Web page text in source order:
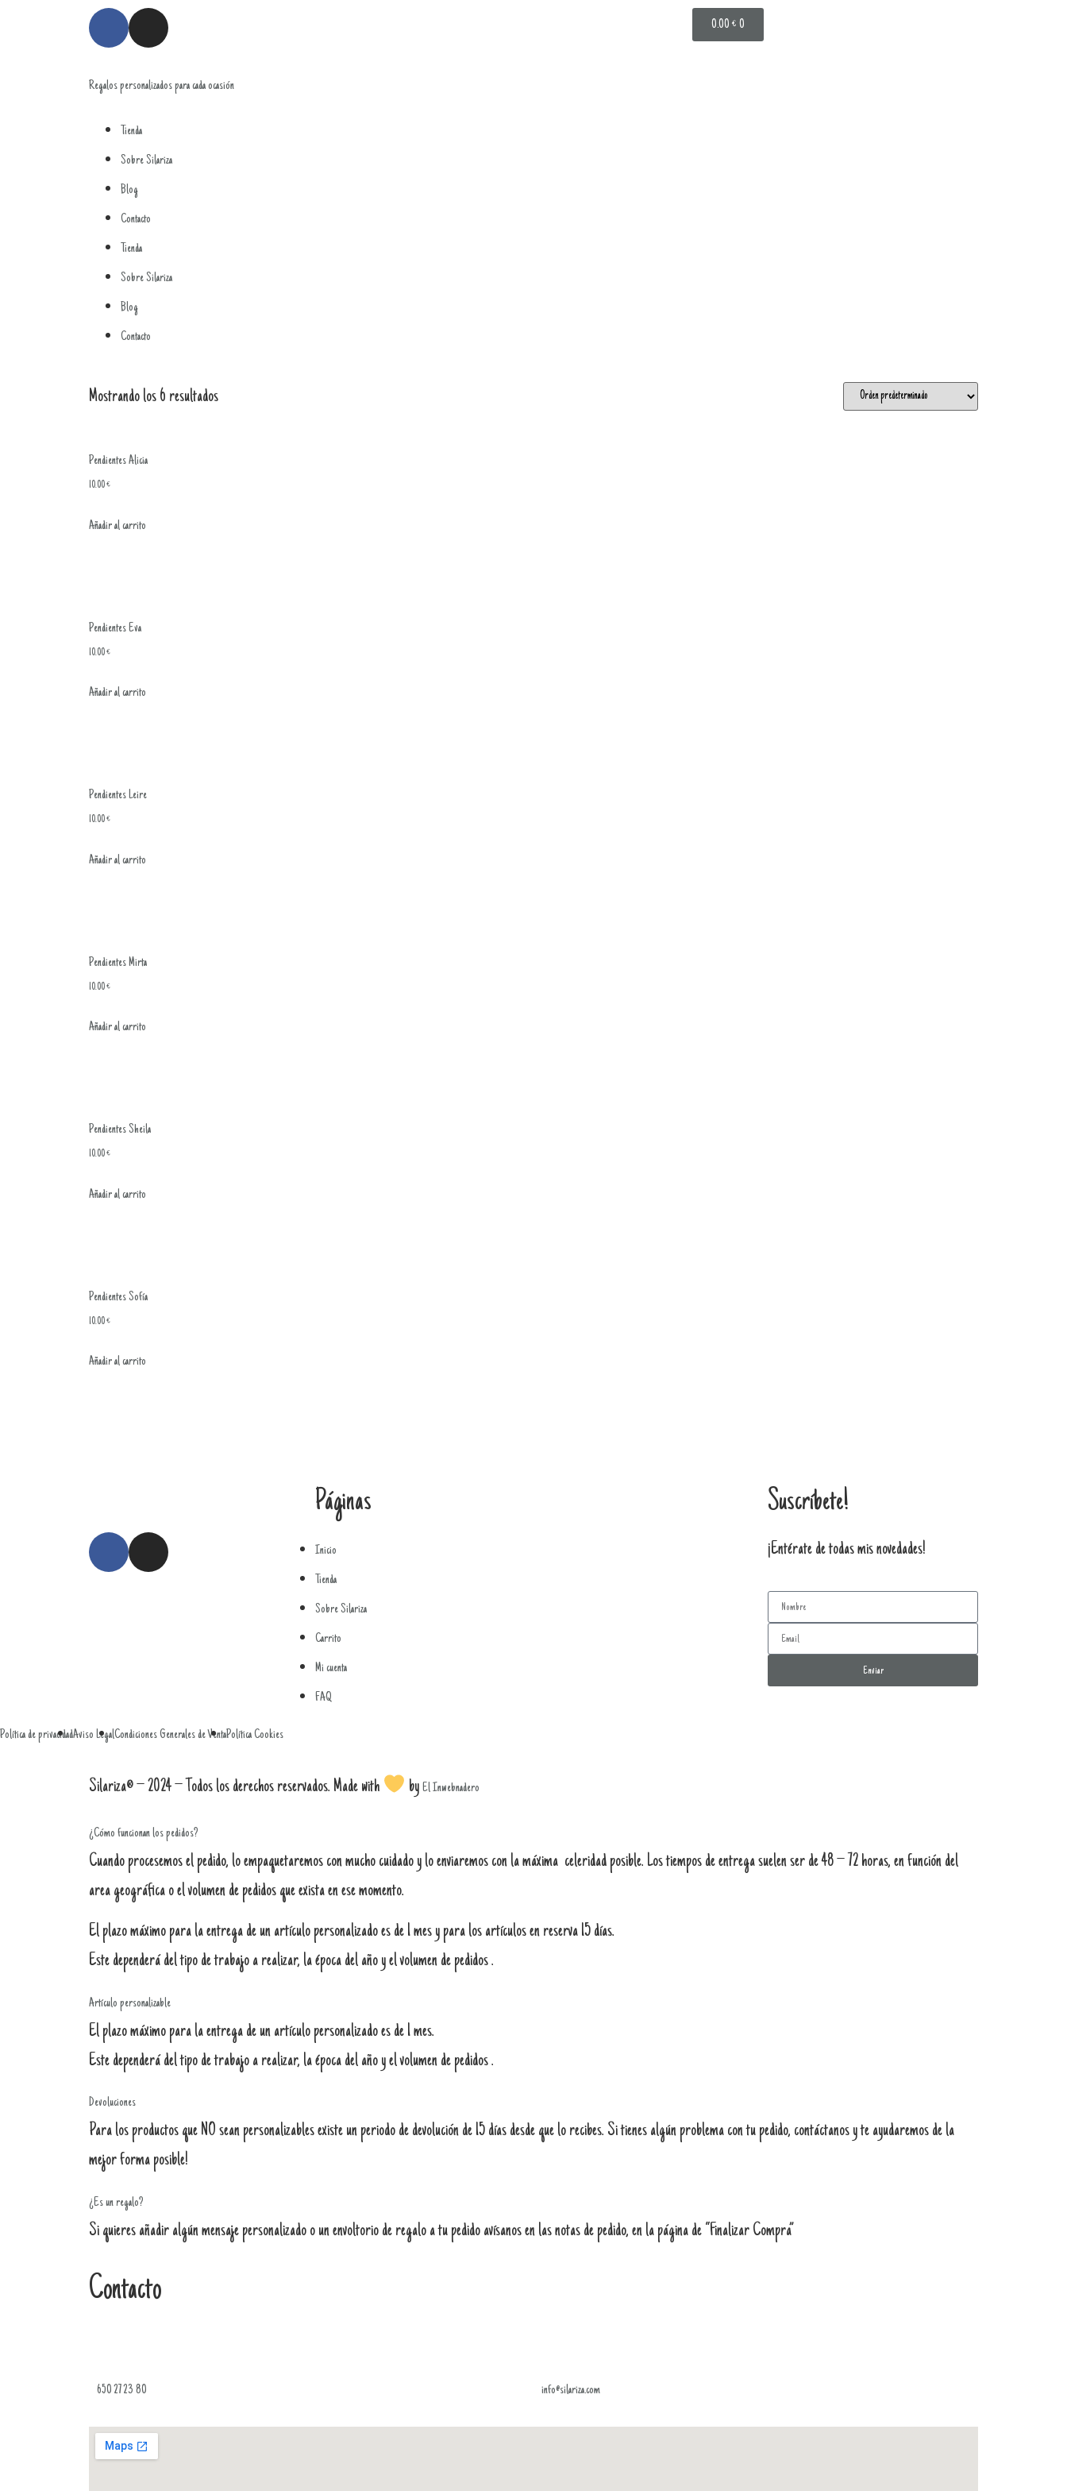
0.00 € 0
Regalos personalizados para cada ocasión
Tienda
Sobre Silariza
Blog
Contacto
Tienda
Sobre Silariza
Blog
Contacto
Mostrando los 6 resultados
Pendientes Alicia
10.00€
Añadir al carrito
Pendientes Eva
10.00€
Añadir al carrito
Pendientes Leire
10.00€
Añadir al carrito
Pendientes Mirta
10.00€
Añadir al carrito
Pendientes Sheila
10.00€
Añadir al carrito
Pendientes Sofía
10.00€
Añadir al carrito
Páginas
Inicio
Tienda
Sobre Silariza
Carrito
Mi cuenta
FAQ
Suscríbete!
¡Entérate de todas mis novedades!
Enviar
Política de privacidadAviso LegalCondiciones Generales de VentaPolítica Cookies
Silariza® – 2024 – Todos los derechos reservados. Made with by El Inwebnadero
¿Cómo funcionan los pedidos?
Cuando procesemos el pedido, lo empaquetaremos con mucho cuidado y lo enviaremos con la máxima celeridad posible. Los tiempos de entrega suelen ser de 48 – 72 horas, en función del
area geográfica o el volumen de pedidos que exista en ese momento.
El plazo máximo para la entrega de un artículo personalizado es de 1 mes y para los artículos en reserva 15 días.
Este dependerá del tipo de trabajo a realizar, la época del año y el volumen de pedidos .
Artículo personalizable
El plazo máximo para la entrega de un artículo personalizado es de 1 mes.
Este dependerá del tipo de trabajo a realizar, la época del año y el volumen de pedidos .
Devoluciones
Para los productos que NO sean personalizables existe un periodo de devolución de 15 días desde que lo recibes. Si tienes algún problema con tu pedido, contáctanos y te ayudaremos de la
mejor forma posible!
¿Es un regalo?
Si quieres añadir algún mensaje personalizado o un envoltorio de regalo a tu pedido avísanos en las notas de pedido, en la página de “Finalizar Compra”
Contacto
650 27 23 80 info@silariza.com